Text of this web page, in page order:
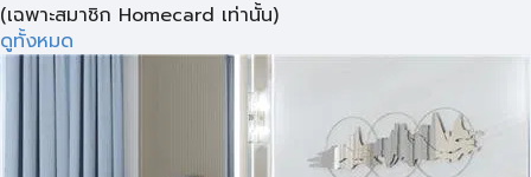
(เฉพาะสมาชิก Homecard เท่านั้น)
ดูทั้งหมด